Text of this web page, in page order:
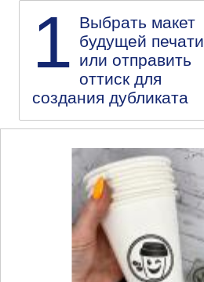
1 Выбрать макет
будущей печати
или отправить
оттиск для
создания дубликата